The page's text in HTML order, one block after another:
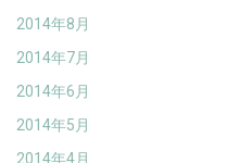
2014年8月
2014年7月
2014年6月
2014年5月
2014年4月